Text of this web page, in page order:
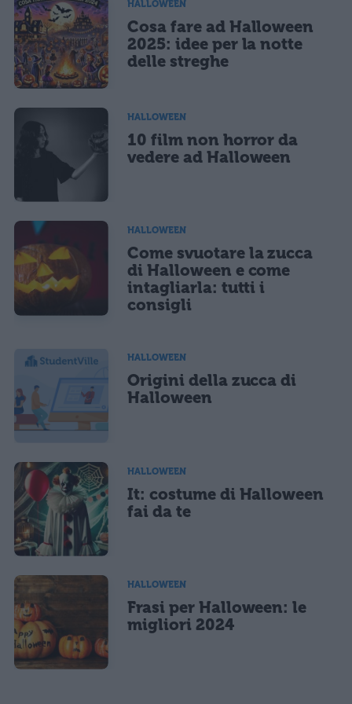
HALLOWEEN
Cosa fare ad Halloween
2025: idee per la notte
delle streghe
HALLOWEEN
10 film non horror da
vedere ad Halloween
HALLOWEEN
Come svuotare la zucca
di Halloween e come
intagliarla: tutti i
consigli
HALLOWEEN
Origini della zucca di
Halloween
HALLOWEEN
It: costume di Halloween
fai da te
HALLOWEEN
Frasi per Halloween: le
migliori 2024